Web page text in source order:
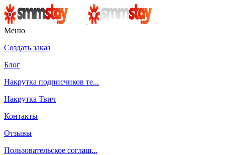
Меню
Создать заказ
Блог
Накрутка подписчиков те...
Накрутка Твич
Контакты
Отзывы
Пользовательское соглаш...